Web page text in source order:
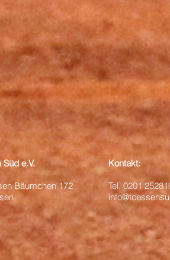
Süd e.V.
Bäumchen 172
Kontakt:
Tel. 0201